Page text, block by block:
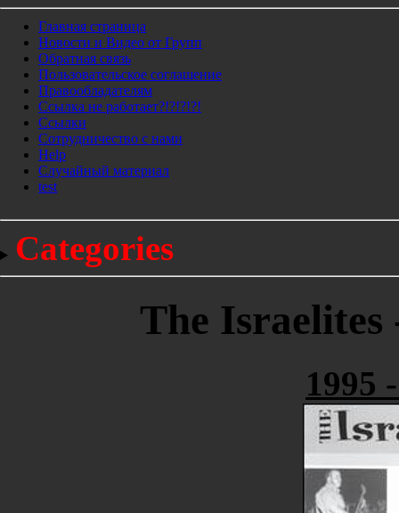
Главная страница
Новости и Видео от Групп
Обратная связь
Пользовательское соглашение
Правообладателям
Ссылка не работает?!?!?!?!
Ссылки
Сотрудничество с нами
Help
Cлучайный материал
test
Categories
The Israelites
1995